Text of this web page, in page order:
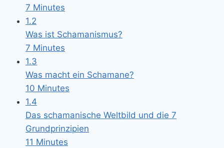
7 Minutes
1.2
Was ist Schamanismus?
7 Minutes
1.3
Was macht ein Schamane?
10 Minutes
1.4
Das schamanische Weltbild und die 7
Grundprinzipien
11 Minutes